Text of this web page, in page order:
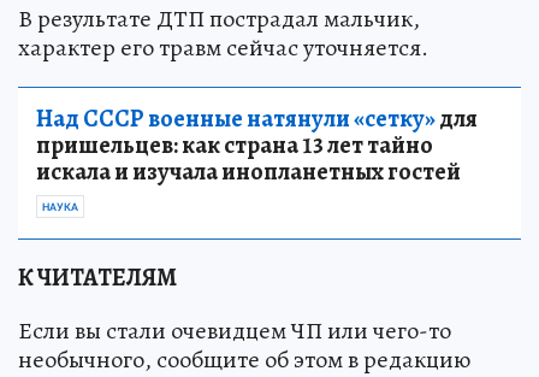
В результате ДТП пострадал мальчик,
характер его травм сейчас уточняется.
Над СССР военные натянули «сетку»для
пришельцев: как страна 13 лет тайно
искала и изучала инопланетных гостей
НАУКА
К ЧИТАТЕЛЯМ
Если вы стали очевидцем ЧП или чего-то
необычного, сообщите об этом в редакцию